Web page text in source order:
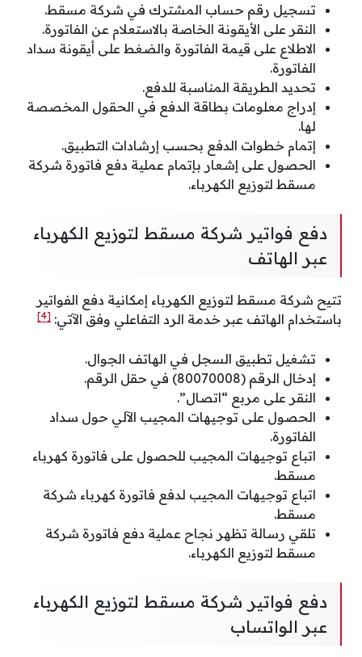
تسجيل رقم حساب المشترك في شركة مسقط.
النقر على الأيقونة الخاصة بالاستعلام عن الفاتورة.
الاطلاع على قيمة الفاتورة والضغط على أيقونة سداد
الفاتورة.
تحديد الطريقة المناسبة للدفع.
إدراج معلومات بطاقة الدفع في الحقول المخصصة
لها.
إتمام خطوات الدفع بحسب إرشادات التطبيق.
الحصول على إشعار بإتمام عملية دفع فاتورة شركة
مسقط لتوزيع الكهرباء.
دفع فواتير شركة مسقط لتوزيع الكهرباء
عبر الهاتف
تتيح شركة مسقط لتوزيع الكهرباء إمكانية دفع الفواتير
باستخدام الهاتف عبر خدمة الرد التفاعلي وفق الآتي: [4]
تشغيل تطبيق السجل في الهاتف الجوال.
إدخال الرقم (80070008) في حقل الرقم.
النقر على مربع “اتصال”.
الحصول على توجيهات المجيب الآلي حول سداد
الفاتورة.
اتباع توجيهات المجيب للحصول على فاتورة كهرباء
مسقط.
اتباع توجيهات المجيب لدفع فاتورة كهرباء شركة
مسقط.
تلقي رسالة تظهر نجاح عملية دفع فاتورة شركة
مسقط لتوزيع الكهرباء.
دفع فواتير شركة مسقط لتوزيع الكهرباء
عبر الواتساب